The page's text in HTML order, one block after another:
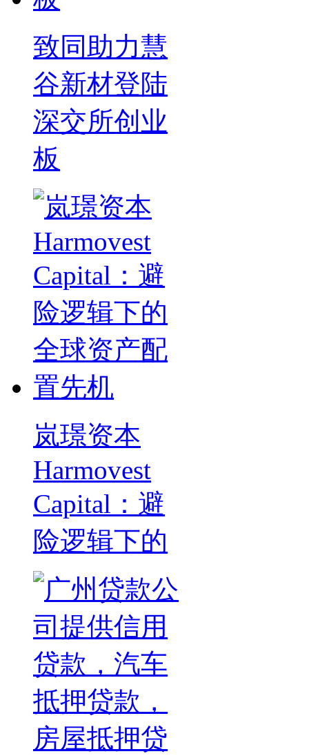
致同助力慧
谷新材登陆
深交所创业
板
岚璟资本
Harmovest
Capital：避
险逻辑下的